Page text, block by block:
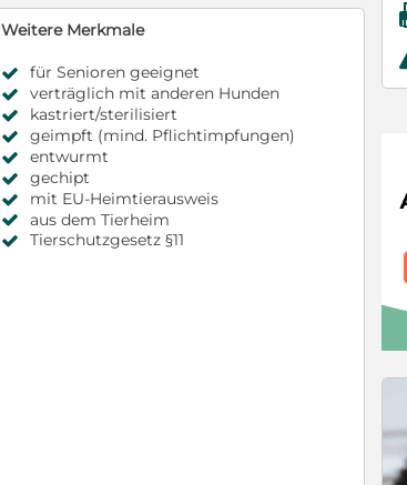
Weitere Merkmale
für Senioren geeignet
verträglich mit anderen Hunden
kastriert/sterilisiert
geimpft (mind. Pflichtimpfungen)
entwurmt
gechipt
mit EU-Heimtierausweis
aus dem Tierheim
Tierschutzgesetz §11